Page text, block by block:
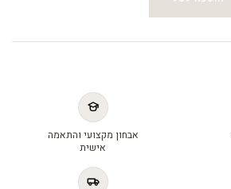
אבחון מקצועי והתאמה
אישית